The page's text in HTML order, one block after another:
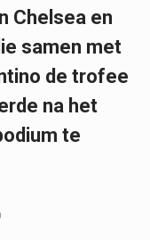
Chelsea en
samen met
de trofee
na het
te